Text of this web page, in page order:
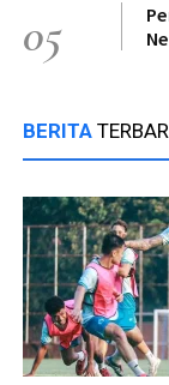
05
BERITA